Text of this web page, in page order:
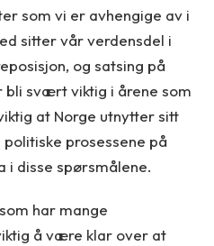
som vi er avhengige av i
sitter vår verdensdel i
og satsing på
bli svært viktig i årene som
at Norge utnytter sitt
prosessene på
i disse spørsmålene.
har mange
å være klar over at